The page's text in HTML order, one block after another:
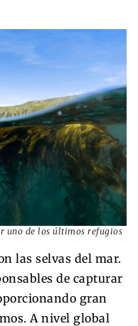
uno de los últimos refugios
las selvas del mar.
de capturar
gran
A nivel global